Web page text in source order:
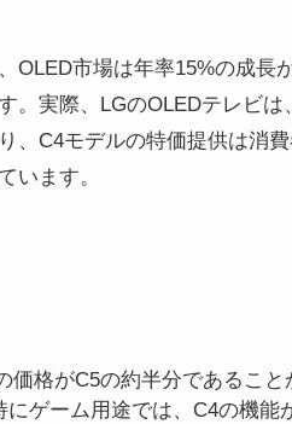
OLED市場は年率15%の成長
。実際、LGのOLEDテレビ
、C4モデルの特価提供は消
います。
価格がC5の約半分であるこ
ゲーム用途では、C4の機能